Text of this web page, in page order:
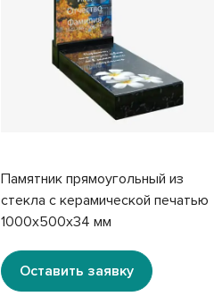
Памятник прямоугольный из
стекла с керамической печатью
1000x500x34 мм
Оставить заявку